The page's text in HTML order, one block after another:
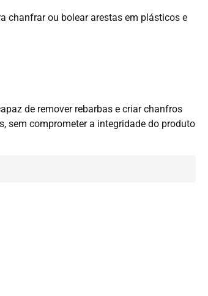
chanfrar ou bolear arestas em plásticos e
de remover rebarbas e criar chanfros
sem comprometer a integridade do produto